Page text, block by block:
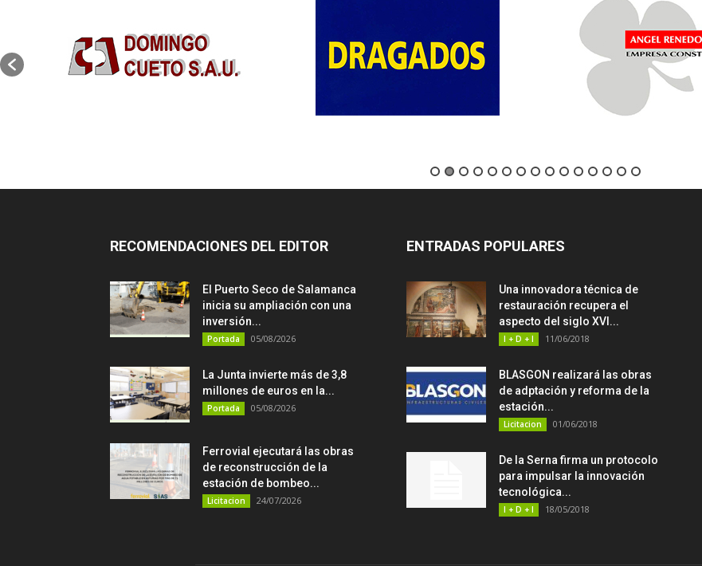
RECOMENDACIONES DEL EDITOR
El Puerto Seco de Salamanca
inicia su ampliación con una
inversión...
Portada 05/08/2026
La Junta invierte más de 3,8
millones de euros en la...
Portada 05/08/2026
Ferrovial ejecutará las obras
de reconstrucción de la
estación de bombeo...
Licitacion 24/07/2026
ENTRADAS POPULARES
Una innovadora técnica de
restauración recupera el
aspecto del siglo XVI...
I + D + I 11/06/2018
BLASGON realizará las obras
de adptación y reforma de la
estación...
Licitacion 01/06/2018
De la Serna firma un protocolo
para impulsar la innovación
tecnológica...
I + D + I 18/05/2018